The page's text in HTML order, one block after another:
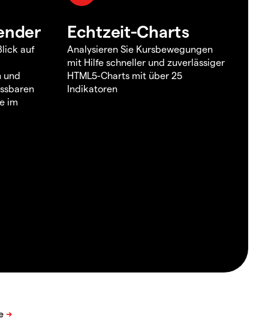
auf
und
im
Echtzeit-Charts
Analysieren Sie Kursbewegungen
mit Hilfe schneller und zuverlässiger
HTML5-Charts mit über 25
Indikatoren